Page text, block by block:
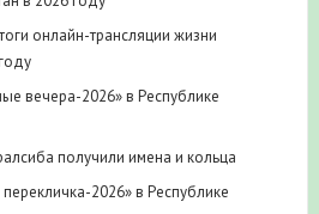
онлайн-трансляции жизни
вечера-2026» в Республике
получили имена и кольца
2026» в Республике